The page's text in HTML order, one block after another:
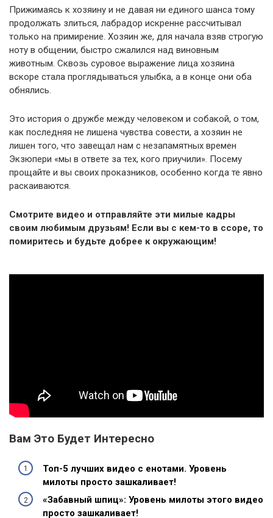
Прижимаясь к хозяину и не давая ни единого шанса тому
продолжать злиться, лабрадор искренне рассчитывал
только на примирение. Хозяин же, для начала взяв строгую
ноту в общении, быстро сжалился над виновным
животным. Сквозь суровое выражение лица хозяина
вскоре стала проглядываться улыбка, а в конце они оба
обнялись.
Это история о дружбе между человеком и собакой, о том,
как последняя не лишена чувства совести, а хозяин не
лишен того, что завещал нам с незапамятных времен
Экзюпери «мы в ответе за тех, кого приучили». Посему
прощайте и вы своих проказников, особенно когда те явно
раскаиваются.
Смотрите видео и отправляйте эти милые кадры
своим любимым друзьям! Если вы с кем-то в ссоре, то
помиритесь и будьте добрее к окружающим!
Вам Это Будет Интересно
Топ-5 лучших видео с енотами. Уровень
милоты просто зашкаливает!
«Забавный шпиц»: Уровень милоты этого видео
просто зашкаливает!